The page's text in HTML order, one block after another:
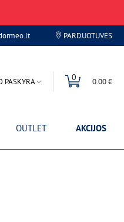
PARDUOTUVĖS
PASKYRA 0 0.00 €
OUTLET AKCIJOS